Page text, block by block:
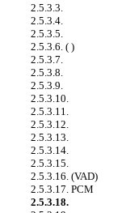
2.5.3.3.
2.5.3.4.
2.5.3.5.
2.5.3.6. ( )
2.5.3.7.
2.5.3.8.
2.5.3.9.
2.5.3.10.
2.5.3.11.
2.5.3.12.
2.5.3.13.
2.5.3.14.
2.5.3.15.
2.5.3.16. (VAD)
2.5.3.17. PCM
2.5.3.18.